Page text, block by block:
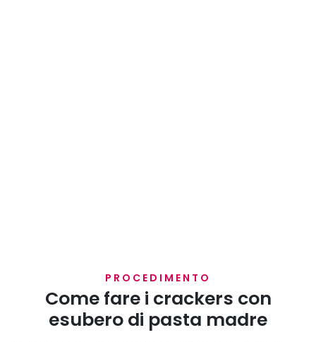
PROCEDIMENTO
Come fare i crackers con
esubero di pasta madre